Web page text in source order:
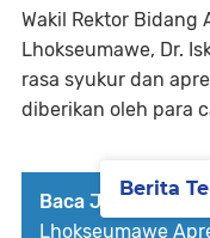
Wakil Rektor Bidang
Lhokseumawe, Dr.
rasa syukur dan
diberikan oleh para
Baca Juga :
Lhokseumawe
Berita